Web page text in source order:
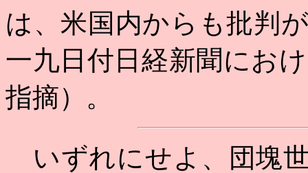
は、米国内からも批判
一九日付日経新聞にお
指摘）。
いずれにせよ、団塊